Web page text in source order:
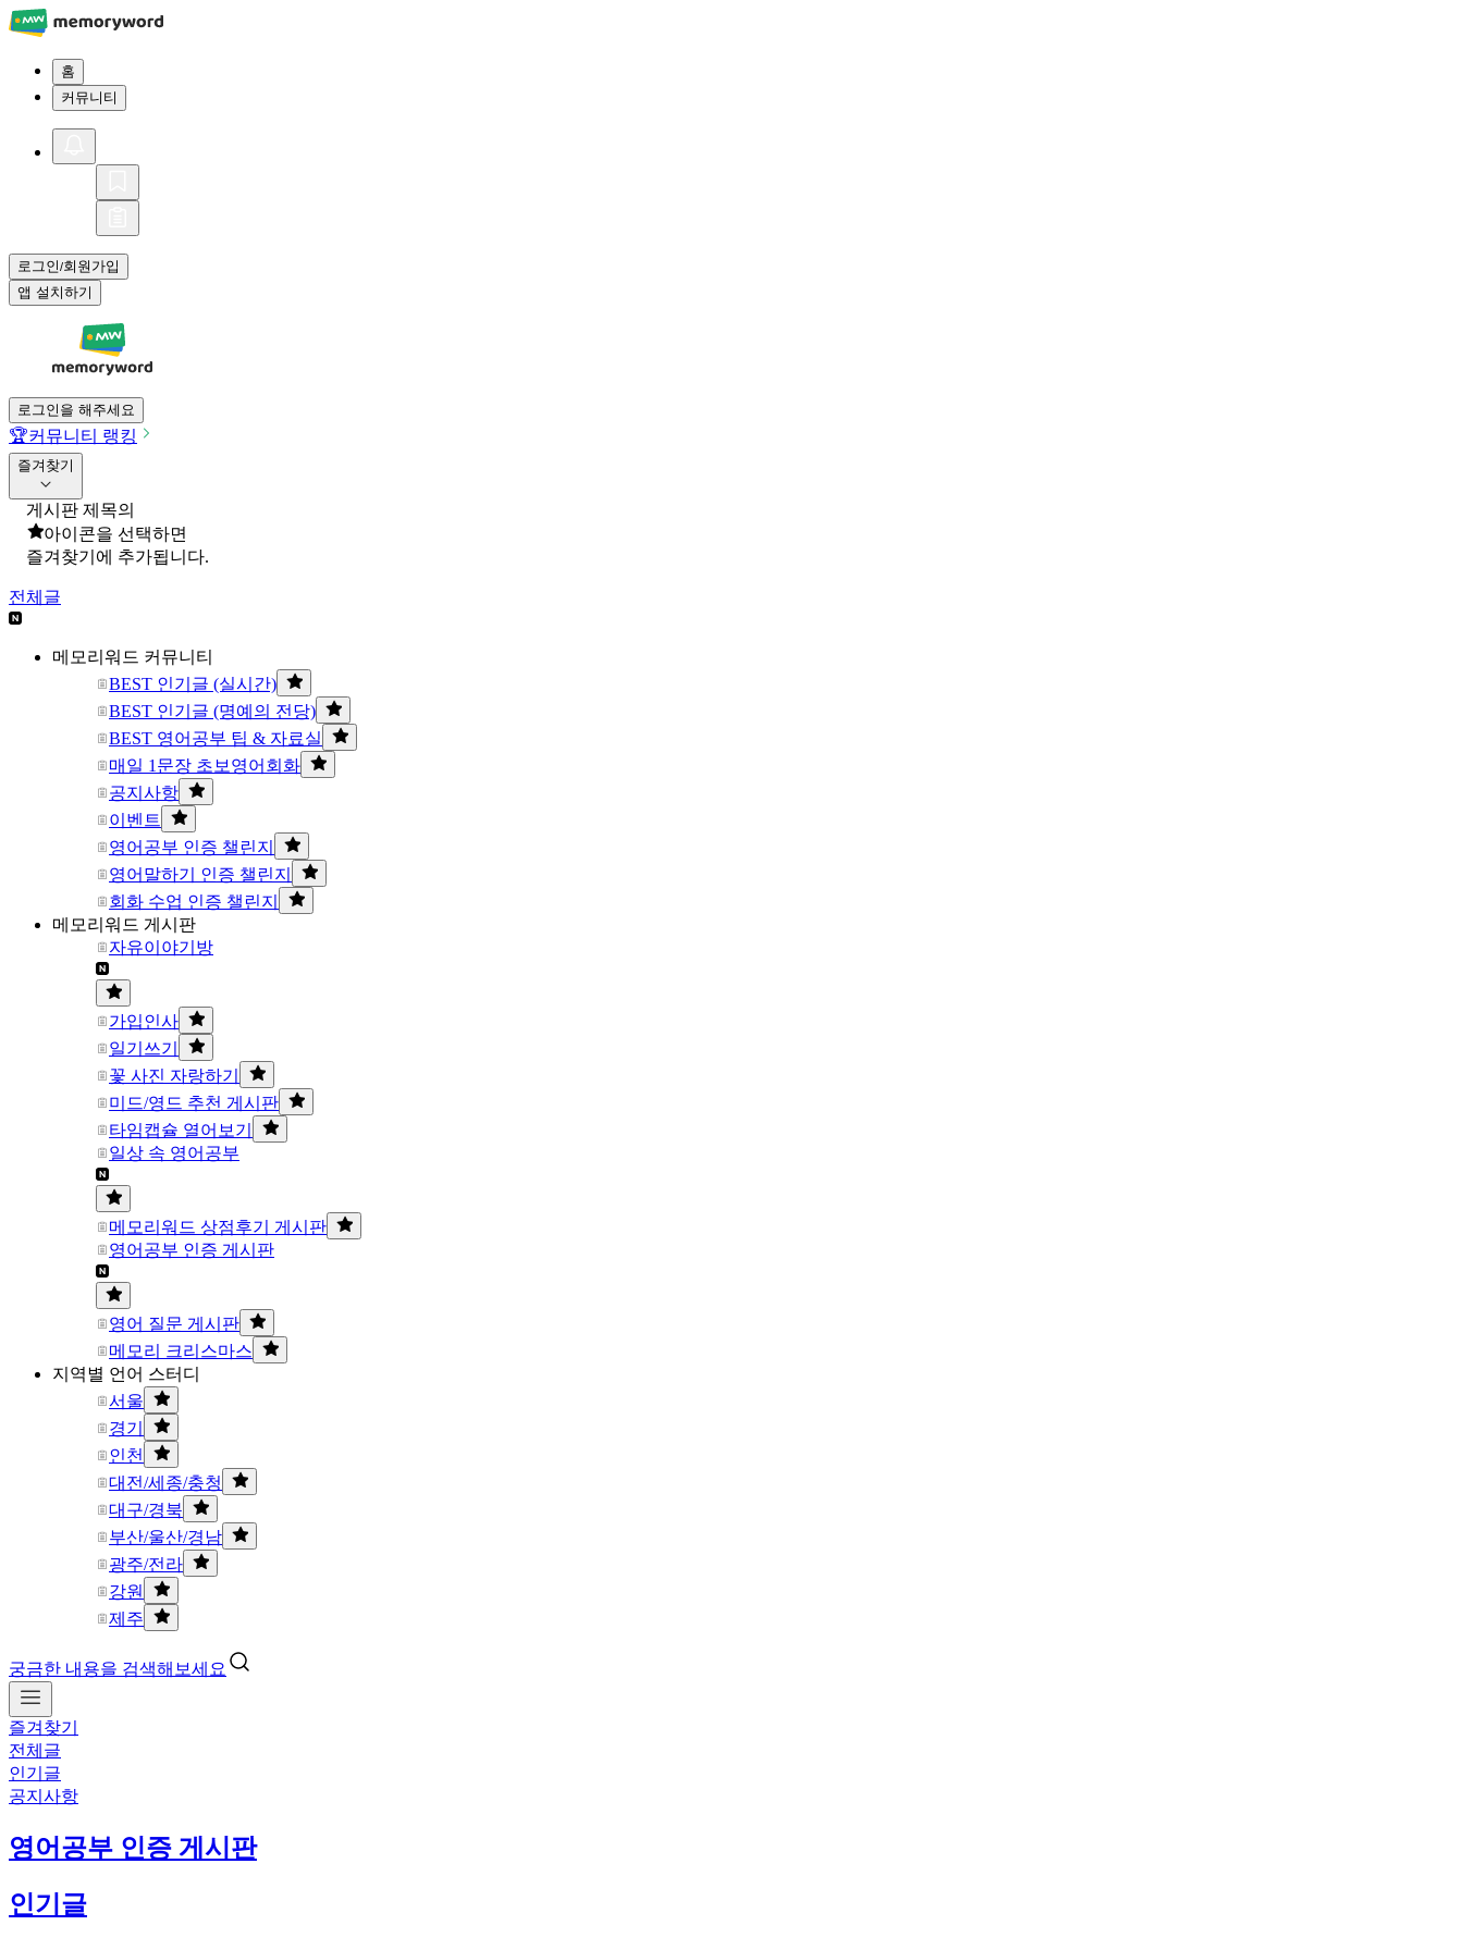
홈
커뮤니티
로그인/회원가입
앱 설치하기
로그인을 해주세요
🏆커뮤니티 랭킹
즐겨찾기
게시판 제목의
아이콘을 선택하면
즐겨찾기에 추가됩니다.
전체글
메모리워드 커뮤니티
BEST 인기글 (실시간)
BEST 인기글 (명예의 전당)
BEST 영어공부 팁 & 자료실
매일 1문장 초보영어회화
공지사항
이벤트
영어공부 인증 챌린지
영어말하기 인증 챌린지
회화 수업 인증 챌린지
메모리워드 게시판
자유이야기방
가입인사
일기쓰기
꽃 사진 자랑하기
미드/영드 추천 게시판
타임캡슐 열어보기
일상 속 영어공부
메모리워드 상점후기 게시판
영어공부 인증 게시판
영어 질문 게시판
메모리 크리스마스
지역별 언어 스터디
서울
경기
인천
대전/세종/충청
대구/경북
부산/울산/경남
광주/전라
강원
제주
궁금한 내용을 검색해보세요
즐겨찾기
전체글
인기글
공지사항
영어공부 인증 게시판
인기글